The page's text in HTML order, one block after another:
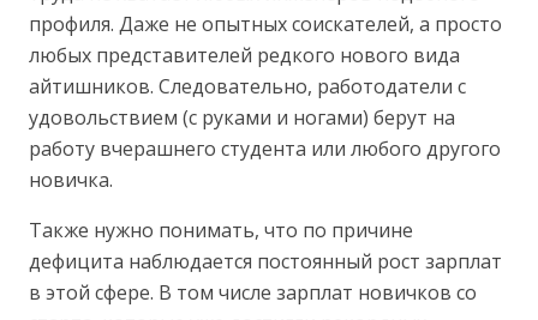
профиля. Даже не опытных соискателей, а просто
любых представителей редкого нового вида
айтишников. Следовательно, работодатели с
удовольствием (с руками и ногами) берут на
работу вчерашнего студента или любого другого
новичка.
Также нужно понимать, что по причине
дефицита наблюдается постоянный рост зарплат
в этой сфере. В том числе зарплат новичков со